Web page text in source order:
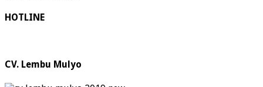
HOTLINE
CV. Lembu Mulyo